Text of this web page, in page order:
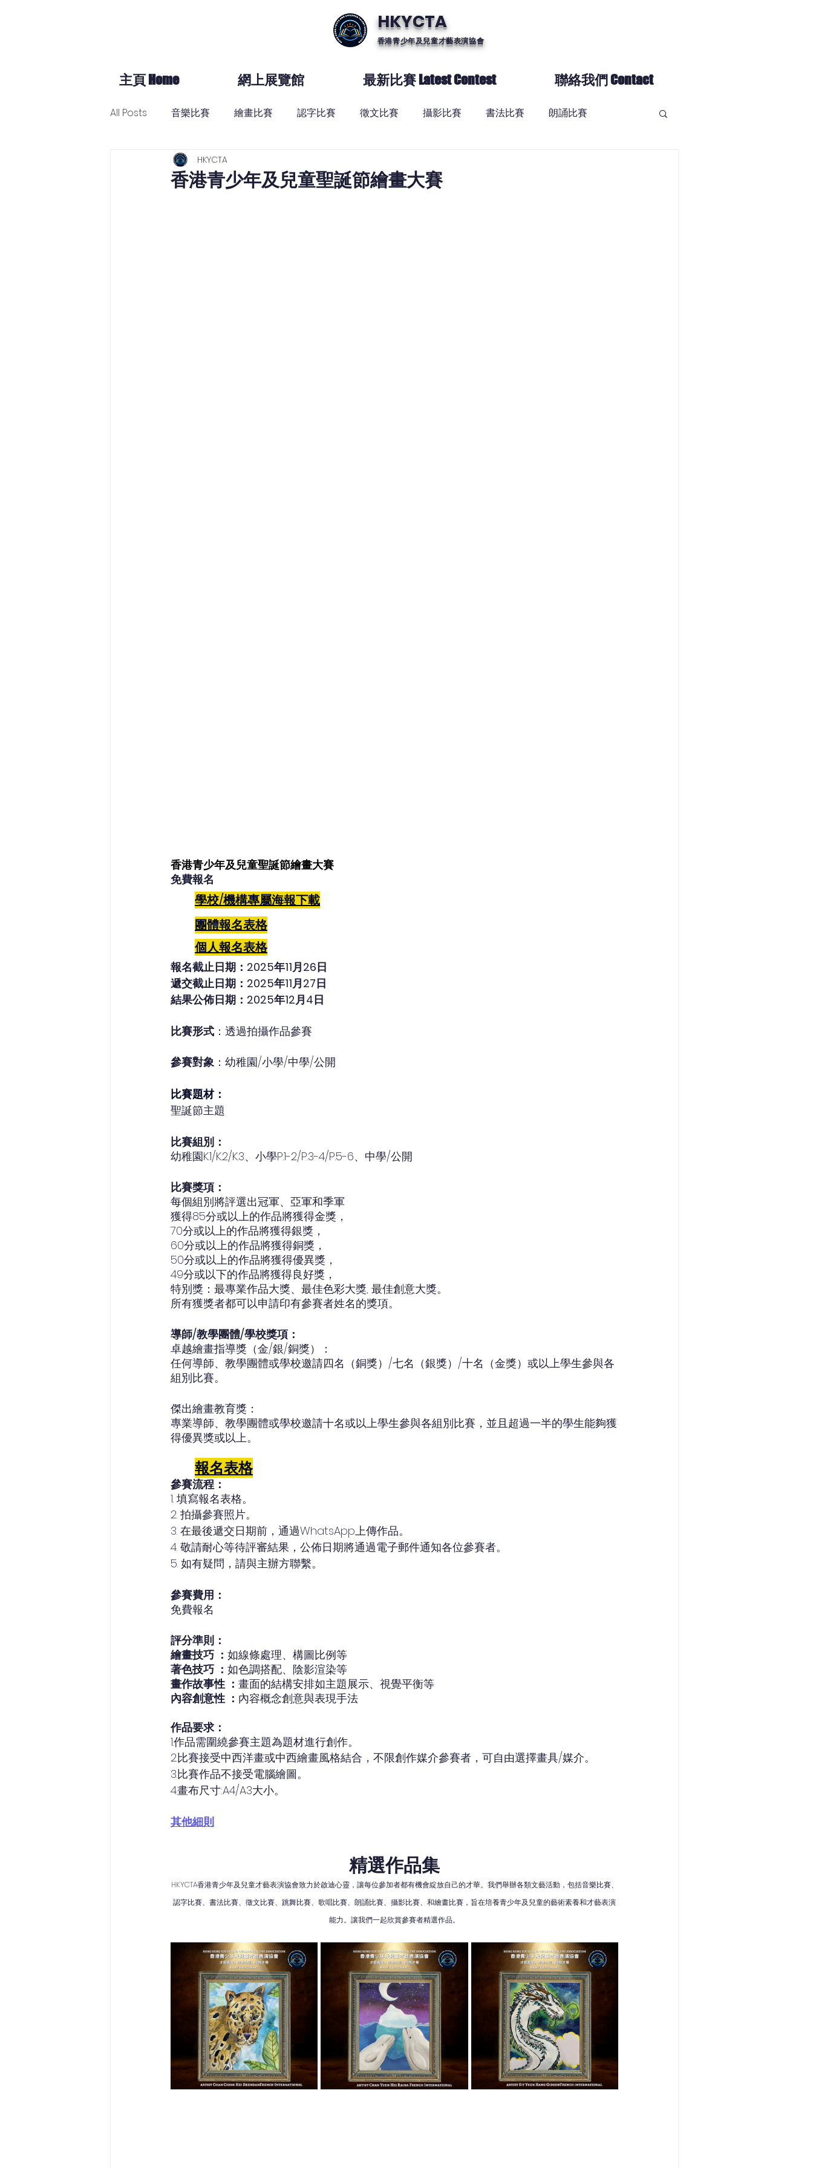
HKYCTA
香港青少年及兒童才藝表演協會
主頁 Home 網上展覽館 最新比賽 Latest Contest 聯絡我們 Contact
All Posts 音樂比賽 繪畫比賽 認字比賽 徵文比賽 攝影比賽 書法比賽 朗誦比賽
跳舞比賽
香港青少年及兒童聖誕節繪畫大賽
HKYCTA
香港青少年及兒童聖誕節繪畫大賽
免費報名
學校/機構專屬海報下載
團體報名表格
個人報名表格
報名截止日期：2025年11月26日
遞交截止日期：2025年11月27日
結果公佈日期：2025年12月4日
比賽形式 ：透過拍攝作品參賽
參賽對象 ：幼稚園/小學/中學/公開
比賽題材：
聖誕節主題
比賽組別：
幼稚園K.1/K.2/K.3、小學P.1-2/P.3-4/P.5-6、中學/公開
比賽獎項：
每個組別將評選出冠軍、亞軍和季軍
獲得85分或以上的作品將獲得金獎，
70分或以上的作品將獲得銀獎，
60分或以上的作品將獲得銅獎，
50分或以上的作品將獲得優異獎，
49分或以下的作品將獲得良好獎，
特別獎：最專業作品大獎、最佳色彩大獎, 最佳創意大獎。
所有獲獎者都可以申請印有參賽者姓名的獎項。
導師/教學團體/學校獎項：
卓越繪畫指導獎（金/銀/銅獎）：
任何導師、教學團體或學校邀請四名（銅獎）/七名（銀獎）/十名（金獎）或以上學生參與各
組別比賽。
傑出繪畫教育獎：
專業導師、教學團體或學校邀請十名或以上學生參與各組別比賽，並且超過一半的學生能夠獲
得優異獎或以上。
報名表格
參賽流程：
1. 填寫報名表格。
2. 拍攝參賽照片。
3. 在最後遞交日期前，通過WhatsApp上傳作品。
4. 敬請耐心等待評審結果，公佈日期將通過電子郵件通知各位參賽者。
5. 如有疑問，請與主辦方聯繫。
參賽費用：
免費報名
評分準則：
繪畫技巧 ： 如線條處理、構圖比例等
著色技巧 ： 如色調搭配、陰影渲染等
畫作故事性 ： 畫面的結構安排如主題展示、視覺平衡等
內容創意性 ： 內容概念創意與表現手法
作品要求：
1.作品需圍繞參賽主題為題材進行創作。
2.比賽接受中西洋畫或中西繪畫風格結合，不限創作媒介參賽者，可自由選擇畫具/媒介。
3.比賽作品不接受電腦繪圖。
4.畫布尺寸:A4/A3大小。
其他細則
精選作品集
HKYCTA香港青少年及兒童才藝表演協會致力於啟迪心靈，讓每位參加者都有機會綻放自己的才華。我們舉辦各類文藝活動，包括音樂比賽、
認字比賽、書法比賽、徵文比賽、跳舞比賽、歌唱比賽、朗誦比賽、攝影比賽、和繪畫比賽，旨在培養青少年及兒童的藝術素養和才藝表演
能力。讓我們一起欣賞參賽者精選作品。